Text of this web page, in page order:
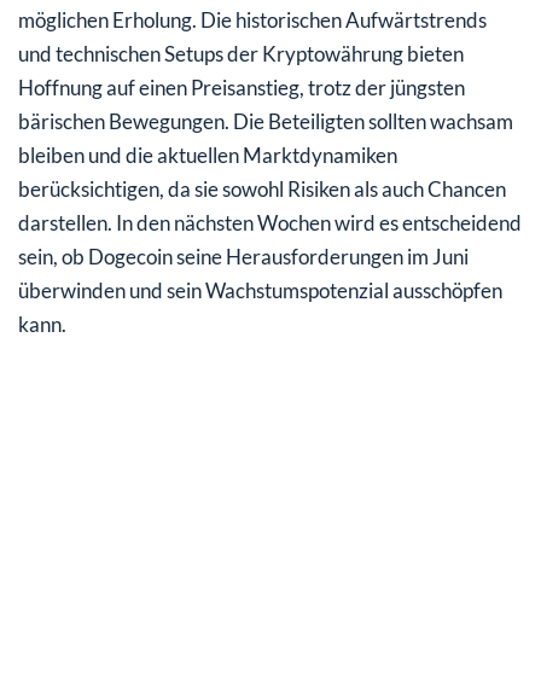
möglichen Erholung. Die historischen Aufwärtstrends
und technischen Setups der Kryptowährung bieten
Hoffnung auf einen Preisanstieg, trotz der jüngsten
bärischen Bewegungen. Die Beteiligten sollten wachsam
bleiben und die aktuellen Marktdynamiken
berücksichtigen, da sie sowohl Risiken als auch Chancen
darstellen. In den nächsten Wochen wird es entscheidend
sein, ob Dogecoin seine Herausforderungen im Juni
überwinden und sein Wachstumspotenzial ausschöpfen
kann.